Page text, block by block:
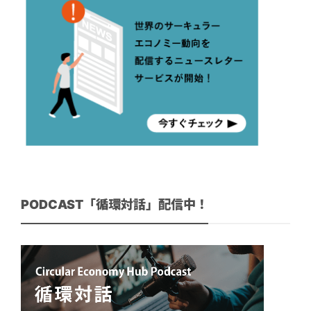
PODCAST「循環対話」配信中！